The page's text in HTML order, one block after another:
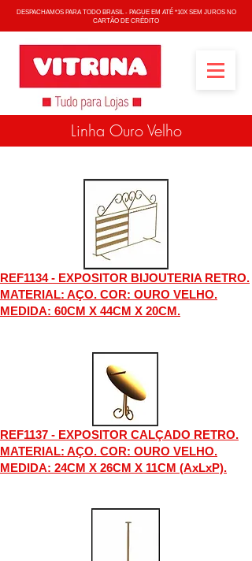
DESPACHAMOS PARA TODO BRASIL - PAGUE EM ATÉ *10X SEM JUROS NO
CARTÃO DE CRÉDITO
Linha Ouro Velho
REF1134 - EXPOSITOR BIJOUTERIA RETRO.
MATERIAL: AÇO. COR: OURO VELHO.
MEDIDA: 60CM X 44CM X 20CM.
REF1137 - EXPOSITOR CALÇADO RETRO.
MATERIAL: AÇO. COR: OURO VELHO.
MEDIDA: 24CM X 26CM X 11CM (AxLxP).